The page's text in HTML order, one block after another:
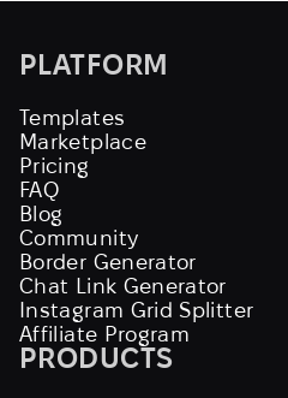
PLATFORM
Templates
Marketplace
Pricing
FAQ
Blog
Community
Border Generator
Chat Link Generator
Instagram Grid Splitter
Affiliate Program
PRODUCTS